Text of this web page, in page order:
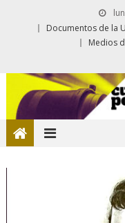
Documentos de la
Medios